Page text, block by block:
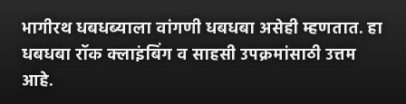
भागीरथ धबधब्याला वांगणी धबधबा असेही म्हणतात. हा
धबधबा रॉक क्लाइंबिंग व साहसी उपक्रमांसाठी उत्तम
आहे.